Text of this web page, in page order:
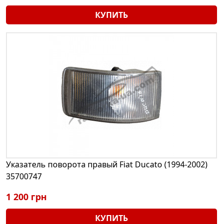
КУПИТЬ
Указатель поворота правый Fiat Ducato (1994-2002)
35700747
1 200 грн
КУПИТЬ